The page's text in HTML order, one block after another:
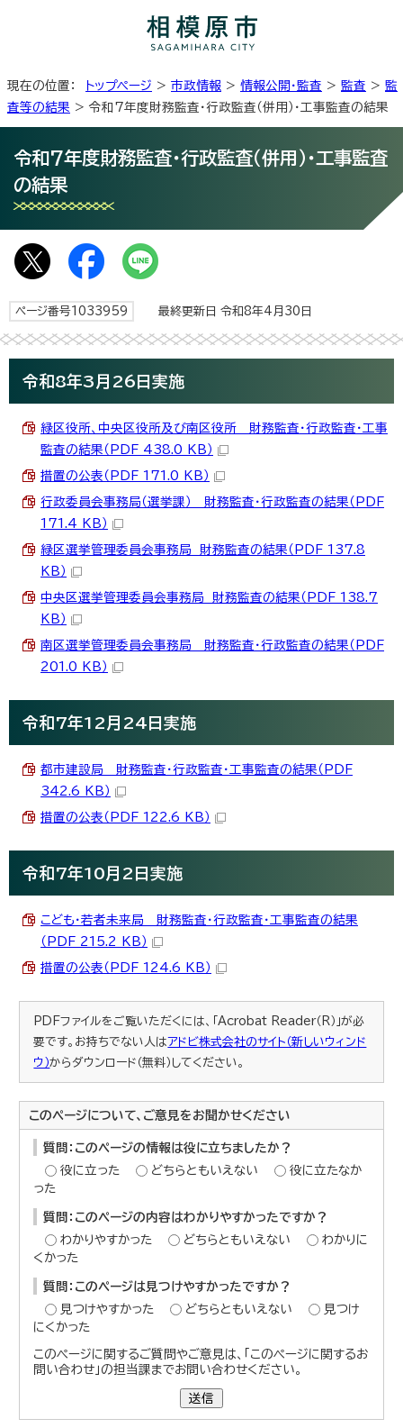
現在の位置： トップページ > 市政情報 > 情報公開・監査 > 監査 > 監
査等の結果 > 令和7年度財務監査・行政監査（併用）・工事監査の結果
令和7年度財務監査・行政監査（併用）・工事監査
の結果
ページ番号1033959 最終更新日 令和8年4月30日
令和8年3月26日実施
緑区役所、中央区役所及び南区役所 財務監査・行政監査・工事
監査の結果（PDF 438.0 KB）
措置の公表（PDF 171.0 KB）
行政委員会事務局（選挙課） 財務監査・行政監査の結果（PDF
171.4 KB）
緑区選挙管理委員会事務局 財務監査の結果（PDF 137.8
KB）
中央区選挙管理委員会事務局 財務監査の結果（PDF 138.7
KB）
南区選挙管理委員会事務局 財務監査・行政監査の結果（PDF
201.0 KB）
令和7年12月24日実施
都市建設局 財務監査・行政監査・工事監査の結果（PDF
342.6 KB）
措置の公表（PDF 122.6 KB）
令和7年10月2日実施
こども・若者未来局 財務監査・行政監査・工事監査の結果
（PDF 215.2 KB）
措置の公表（PDF 124.6 KB）
PDFファイルをご覧いただくには、「Acrobat Reader（R）」が必
要です。お持ちでない人はアドビ株式会社のサイト（新しいウィンド
ウ）からダウンロード（無料）してください。
このページについて、ご意見をお聞かせください
質問：このページの情報は役に立ちましたか？
役に立った
どちらともいえない
役に立たなか
った
質問：このページの内容はわかりやすかったですか？
わかりやすかった
どちらともいえない
わかりに
くかった
質問：このページは見つけやすかったですか？
見つけやすかった
どちらともいえない
見つけ
にくかった
このページに関するご質問やご意見は、「このページに関するお
問い合わせ」の担当課までお問い合わせください。
送信